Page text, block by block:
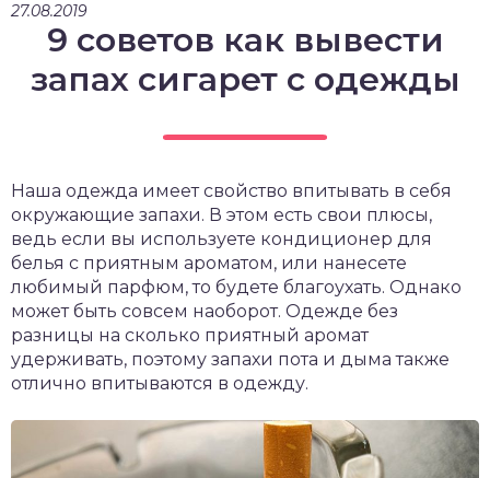
27.08.2019
9 советов как вывести
запах сигарет с одежды
Наша одежда имеет свойство впитывать в себя
окружающие запахи. В этом есть свои плюсы,
ведь если вы используете кондиционер для
белья с приятным ароматом, или нанесете
любимый парфюм, то будете благоухать. Однако
может быть совсем наоборот. Одежде без
разницы на сколько приятный аромат
удерживать, поэтому запахи пота и дыма также
отлично впитываются в одежду.